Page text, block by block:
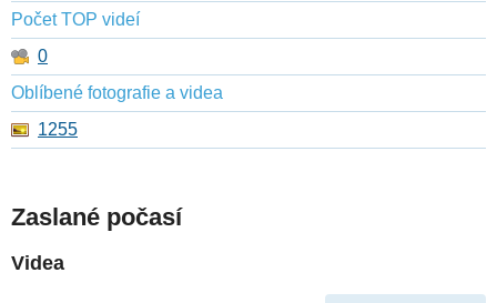
Počet TOP videí
0
Oblíbené fotografie a videa
1255
Zaslané počasí
Videa